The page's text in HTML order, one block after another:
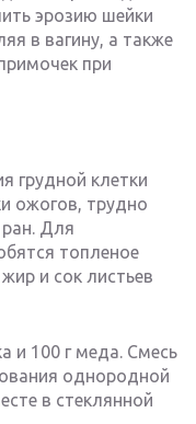
эрозию шейки
в вагину, а также
при
грудной клетки
ожогов, трудно
Для
топленое
и сок листьев
и 100 г меда. Смесь
однородной
в стеклянной